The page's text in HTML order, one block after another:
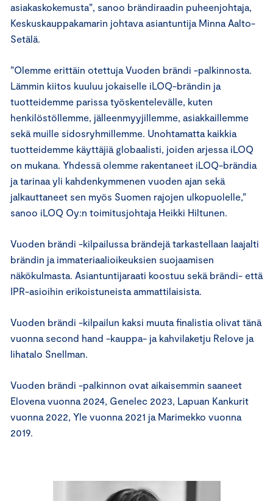
asiakaskokemusta”, sanoo brändiraadin puheenjohtaja,
Keskuskauppakamarin johtava asiantuntija Minna Aalto-
Setälä.
”Olemme erittäin otettuja Vuoden brändi -palkinnosta.
Lämmin kiitos kuuluu jokaiselle iLOQ-brändin ja
tuotteidemme parissa työskentelevälle, kuten
henkilöstöllemme, jälleenmyyjillemme, asiakkaillemme
sekä muille sidosryhmillemme. Unohtamatta kaikkia
tuotteidemme käyttäjiä globaalisti, joiden arjessa iLOQ
on mukana. Yhdessä olemme rakentaneet iLOQ-brändia
ja tarinaa yli kahdenkymmenen vuoden ajan sekä
jalkauttaneet sen myös Suomen rajojen ulkopuolelle,”
sanoo iLOQ Oy:n toimitusjohtaja Heikki Hiltunen.
Vuoden brändi -kilpailussa brändejä tarkastellaan laajalti
brändin ja immateriaalioikeuksien suojaamisen
näkökulmasta. Asiantuntijaraati koostuu sekä brändi- että
IPR-asioihin erikoistuneista ammattilaisista.
Vuoden brändi -kilpailun kaksi muuta finalistia olivat tänä
vuonna second hand -kauppa- ja kahvilaketju Relove ja
lihatalo Snellman.
Vuoden brändi -palkinnon ovat aikaisemmin saaneet
Elovena vuonna 2024, Genelec 2023, Lapuan Kankurit
vuonna 2022, Yle vuonna 2021 ja Marimekko vuonna
2019.